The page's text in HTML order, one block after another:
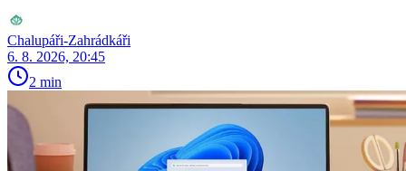
Chalupáři-Zahrádkáři
6. 8. 2026, 20:45
2 min